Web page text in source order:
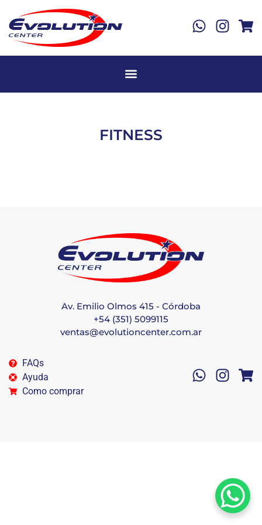
FITNESS
Av. Emilio Olmos 415 - Córdoba
+54 (351) 5099115
ventas@evolutioncenter.com.ar
FAQs
Ayuda
Como comprar